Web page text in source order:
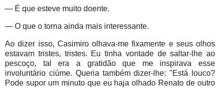
— É que esteve muito doente.
— O que o torna ainda mais interessante.
Ao dizer isso, Casimiro olhava-me fixamente e seus olhos
estavam tristes, tristes. Eu tinha vontade de saltar-lhe ao
pescoço, tal era a gratidão que me inspirava esse
involuntário ciúme. Queria também dizer-lhe: "Está louco?
Pode supor um minuto que eu haja olhado Renato de outro